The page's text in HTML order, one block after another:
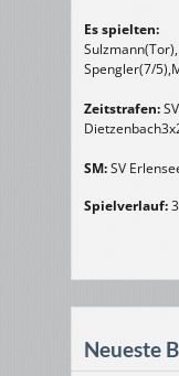
Es spielten:
Spengler(7/
Zeitstrafen:
SM:SV
Spielverlauf:
Neueste